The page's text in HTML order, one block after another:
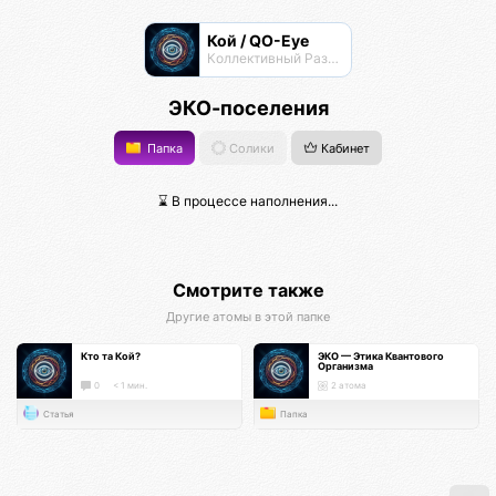
Кой / QO-Eye
Коллективный Разум КО
ЭКО-поселения
Папка Солики Кабинет
⌛ В процессе наполнения...
Смотрите также
Другие атомы в этой папке
Кто та Кой?
0 < 1 мин.
Статья
ЭКО — Этика Квантового
Организма
2 атома
Папка